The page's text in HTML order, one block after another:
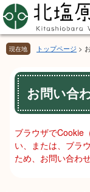
ペ
ー
ジ
の
先
メ
ニ
ュ
ー
を
現在地 トップページ >
本
文
お問い合
ブラウザでCookie
い、または、ブラ
ため、お問い合わ